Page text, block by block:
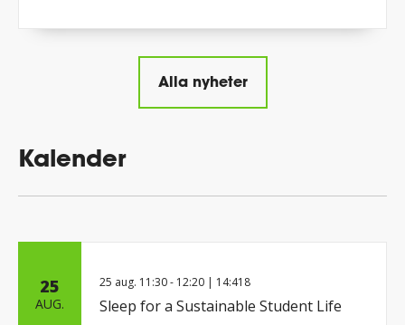
Alla nyheter
Kalender
25
AUG.
25 aug. 11:30- 12:20 | 14:418
Sleep for a Sustainable Student Life